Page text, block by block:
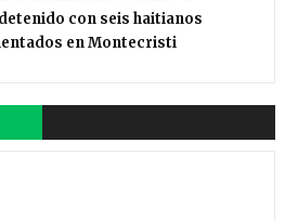
con seis haitianos
en Montecristi